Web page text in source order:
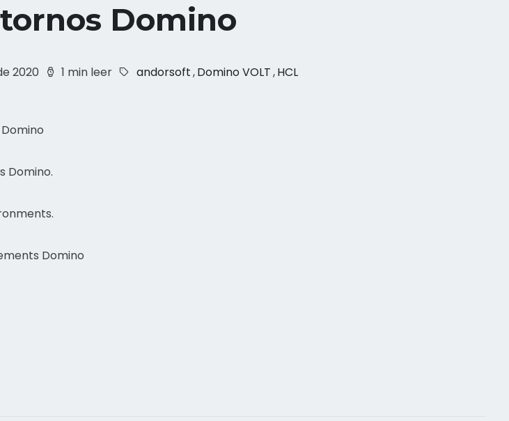
Domino
2020 1 min leer andorsoft,Domino VOLT,HCL
Domino.
Domino